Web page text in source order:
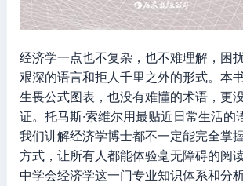
经济学一点也不复杂，也不难理解，困
艰深的语言和拒人千里之外的形式。本
生畏公式图表，也没有难懂的术语，更
证。托马斯·索维尔用最贴近日常生活的
我们讲解经济学博士都不一定能完全掌
方式，让所有人都能体验毫无障碍的阅
中学会经济学这一门专业知识体系和分